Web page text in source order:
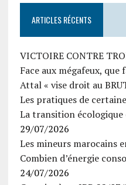
ARTICLES RÉCENTS
VICTOIRE CONTRE
Face aux mégafeux, que
Attal « vise droit au
Les pratiques de
La transition écologique
29/07/2026
Les mineurs marocains
Combien d’énergie
24/07/2026